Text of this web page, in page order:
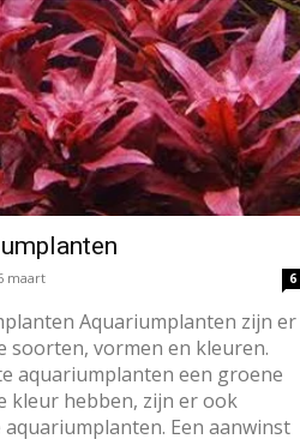
maart 6
Aquariumplanten zijn er
soorten, vormen en kleuren.
aquariumplanten een groene
kleur hebben, zijn er ook
Een aanwinst